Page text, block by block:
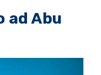
ad Abu